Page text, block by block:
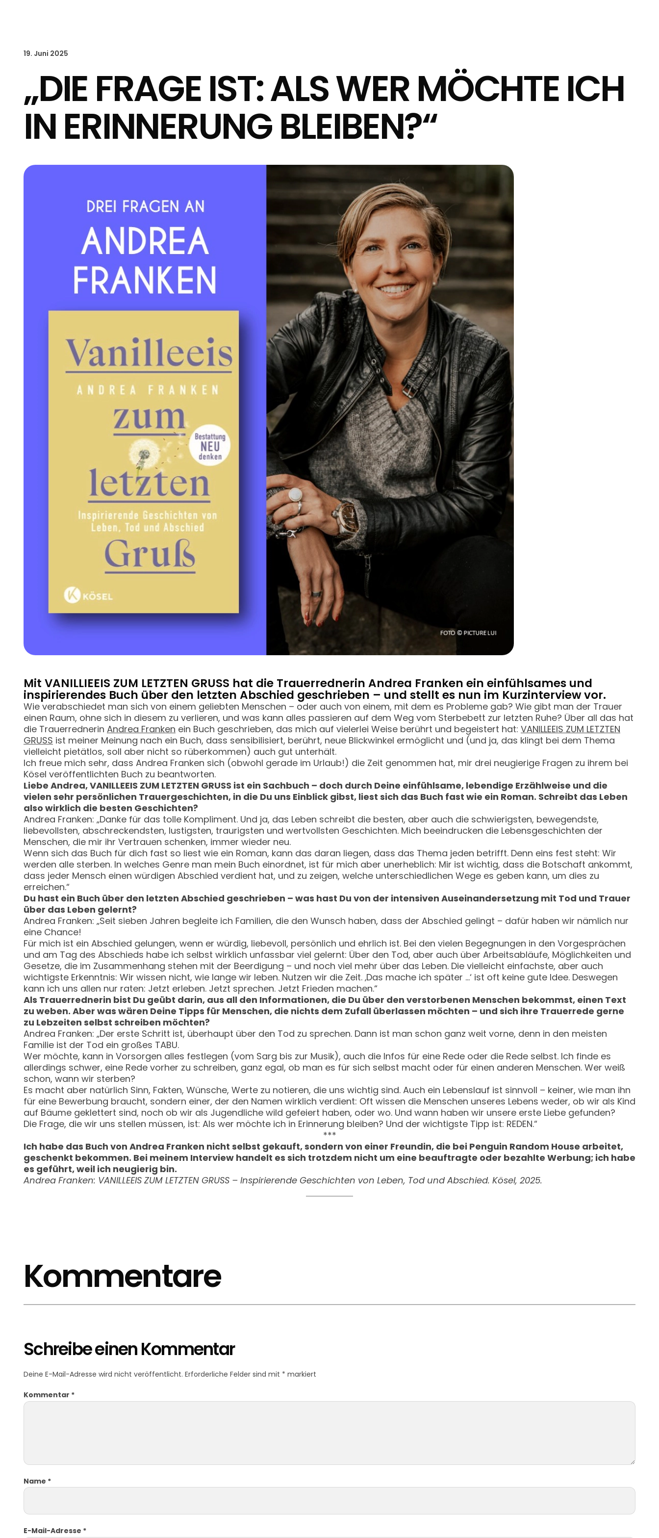
19. Juni 2025
„DIE FRAGE IST: ALS WER MÖCHTE ICH
IN ERINNERUNG BLEIBEN?“
Mit VANILLIEEIS ZUM LETZTEN GRUSS hat die Trauerrednerin Andrea Franken ein einfühlsames und
inspirierendes Buch über den letzten Abschied geschrieben – und stellt es nun im Kurzinterview vor.
Wie verabschiedet man sich von einem geliebten Menschen – oder auch von einem, mit dem es Probleme gab? Wie gibt man der Trauer
einen Raum, ohne sich in diesem zu verlieren, und was kann alles passieren auf dem Weg vom Sterbebett zur letzten Ruhe? Über all das hat
die Trauerrednerin Andrea Franken ein Buch geschrieben, das mich auf vielerlei Weise berührt und begeistert hat: VANILLEEIS ZUM LETZTEN
GRUSS ist meiner Meinung nach ein Buch, dass sensibilisiert, berührt, neue Blickwinkel ermöglicht und (und ja, das klingt bei dem Thema
vielleicht pietätlos, soll aber nicht so rüberkommen) auch gut unterhält.
Ich freue mich sehr, dass Andrea Franken sich (obwohl gerade im Urlaub!) die Zeit genommen hat, mir drei neugierige Fragen zu ihrem bei
Kösel veröffentlichten Buch zu beantworten.
Liebe Andrea, VANILLEEIS ZUM LETZTEN GRUSS ist ein Sachbuch – doch durch Deine einfühlsame, lebendige Erzählweise und die
vielen sehr persönlichen Trauergeschichten, in die Du uns Einblick gibst, liest sich das Buch fast wie ein Roman. Schreibt das Leben
also wirklich die besten Geschichten?
Andrea Franken: „Danke für das tolle Kompliment. Und ja, das Leben schreibt die besten, aber auch die schwierigsten, bewegendste,
liebevollsten, abschreckendsten, lustigsten, traurigsten und wertvollsten Geschichten. Mich beeindrucken die Lebensgeschichten der
Menschen, die mir ihr Vertrauen schenken, immer wieder neu.
Wenn sich das Buch für dich fast so liest wie ein Roman, kann das daran liegen, dass das Thema jeden betrifft. Denn eins fest steht: Wir
werden alle sterben. In welches Genre man mein Buch einordnet, ist für mich aber unerheblich: Mir ist wichtig, dass die Botschaft ankommt,
dass jeder Mensch einen würdigen Abschied verdient hat, und zu zeigen, welche unterschiedlichen Wege es geben kann, um dies zu
erreichen.“
Du hast ein Buch über den letzten Abschied geschrieben – was hast Du von der intensiven Auseinandersetzung mit Tod und Trauer
über das Leben gelernt?
Andrea Franken: „Seit sieben Jahren begleite ich Familien, die den Wunsch haben, dass der Abschied gelingt – dafür haben wir nämlich nur
eine Chance!
Für mich ist ein Abschied gelungen, wenn er würdig, liebevoll, persönlich und ehrlich ist. Bei den vielen Begegnungen in den Vorgesprächen
und am Tag des Abschieds habe ich selbst wirklich unfassbar viel gelernt: Über den Tod, aber auch über Arbeitsabläufe, Möglichkeiten und
Gesetze, die im Zusammenhang stehen mit der Beerdigung – und noch viel mehr über das Leben. Die vielleicht einfachste, aber auch
wichtigste Erkenntnis: Wir wissen nicht, wie lange wir leben. Nutzen wir die Zeit. ‚Das mache ich später …‘ ist oft keine gute Idee. Deswegen
kann ich uns allen nur raten: Jetzt erleben. Jetzt sprechen. Jetzt Frieden machen.“
Als Trauerrednerin bist Du geübt darin, aus all den Informationen, die Du über den verstorbenen Menschen bekommst, einen Text
zu weben. Aber was wären Deine Tipps für Menschen, die nichts dem Zufall überlassen möchten – und sich ihre Trauerrede gerne
zu Lebzeiten selbst schreiben möchten?
Andrea Franken: „Der erste Schritt ist, überhaupt über den Tod zu sprechen. Dann ist man schon ganz weit vorne, denn in den meisten
Familie ist der Tod ein großes TABU.
Wer möchte, kann in Vorsorgen alles festlegen (vom Sarg bis zur Musik), auch die Infos für eine Rede oder die Rede selbst. Ich finde es
allerdings schwer, eine Rede vorher zu schreiben, ganz egal, ob man es für sich selbst macht oder für einen anderen Menschen. Wer weiß
schon, wann wir sterben?
Es macht aber natürlich Sinn, Fakten, Wünsche, Werte zu notieren, die uns wichtig sind. Auch ein Lebenslauf ist sinnvoll – keiner, wie man ihn
für eine Bewerbung braucht, sondern einer, der den Namen wirklich verdient: Oft wissen die Menschen unseres Lebens weder, ob wir als Kind
auf Bäume geklettert sind, noch ob wir als Jugendliche wild gefeiert haben, oder wo. Und wann haben wir unsere erste Liebe gefunden?
Die Frage, die wir uns stellen müssen, ist: Als wer möchte ich in Erinnerung bleiben? Und der wichtigste Tipp ist: REDEN.“
***
Ich habe das Buch von Andrea Franken nicht selbst gekauft, sondern von einer Freundin, die bei Penguin Random House arbeitet,
geschenkt bekommen. Bei meinem Interview handelt es sich trotzdem nicht um eine beauftragte oder bezahlte Werbung; ich habe
es geführt, weil ich neugierig bin.
Andrea Franken: VANILLEEIS ZUM LETZTEN GRUSS – Inspirierende Geschichten von Leben, Tod und Abschied. Kösel, 2025.
Kommentare
Schreibe einen Kommentar
Deine E-Mail-Adresse wird nicht veröffentlicht. Erforderliche Felder sind mit * markiert
Kommentar *
Name *
E-Mail-Adresse *